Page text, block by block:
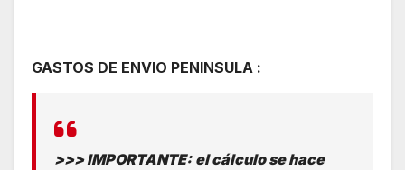
GASTOS DE ENVIO PENINSULA :
>>> IMPORTANTE: el cálculo se hace